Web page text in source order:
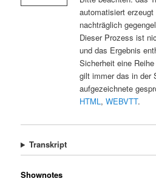
automatisiert
nachträglich
Dieser Prozess ist
und das Ergebnis
Sicherheit eine
gilt immer das in der
aufgezeichnete
HTML, WEBVTT.
Transkript
Shownotes